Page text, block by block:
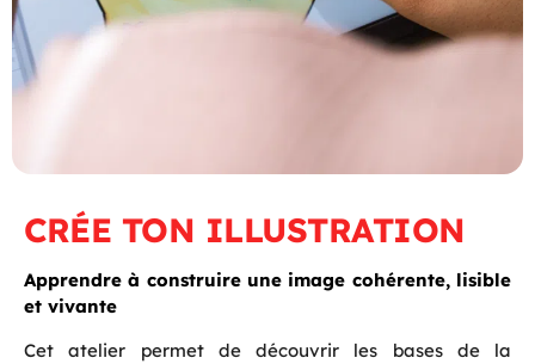
CRÉE TON ILLUSTRATION
Apprendre à construire une image cohérente, lisible
et vivante
Cet atelier permet de découvrir les bases de la